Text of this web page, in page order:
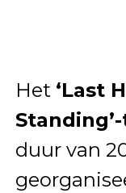
Het ‘Last
duur van